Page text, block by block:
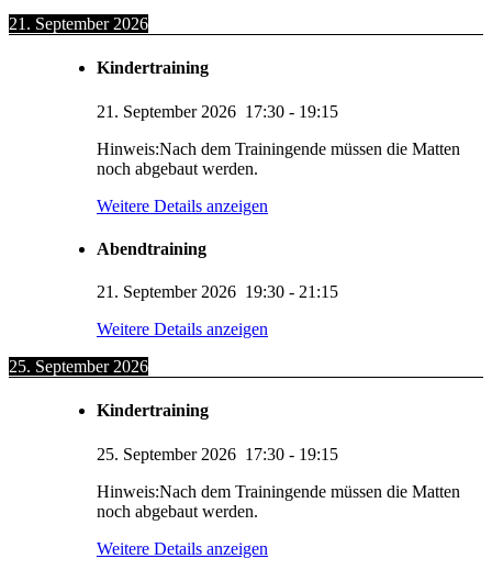
21. September 2026
Kindertraining
21. September 2026 17:30 - 19:15
Hinweis:Nach dem Trainingende müssen die Matten
noch abgebaut werden.
Weitere Details anzeigen
Abendtraining
21. September 2026 19:30 - 21:15
Weitere Details anzeigen
25. September 2026
Kindertraining
25. September 2026 17:30 - 19:15
Hinweis:Nach dem Trainingende müssen die Matten
noch abgebaut werden.
Weitere Details anzeigen